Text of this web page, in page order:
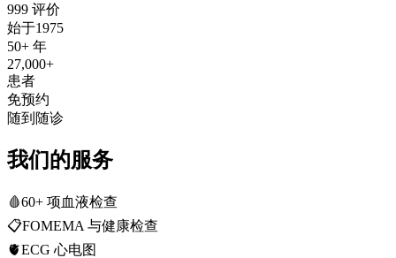
999 评价
始于1975
50+ 年
27,000+
患者
免预约
随到随诊
我们的服务
🩸60+ 项血液检查
📋FOMEMA 与健康检查
🫀ECG 心电图